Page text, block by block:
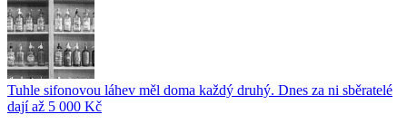
Tuhle sifonovou láhev měl doma každý druhý. Dnes za ni sběratelé
dají až 5 000 Kč